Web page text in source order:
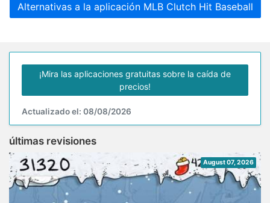
Alternativas a la aplicación MLB Clutch Hit Baseball
¡Mira las aplicaciones gratuitas sobre la caída de
precios!
Actualizado el: 08/08/2026
últimas revisiones
August 07, 2026